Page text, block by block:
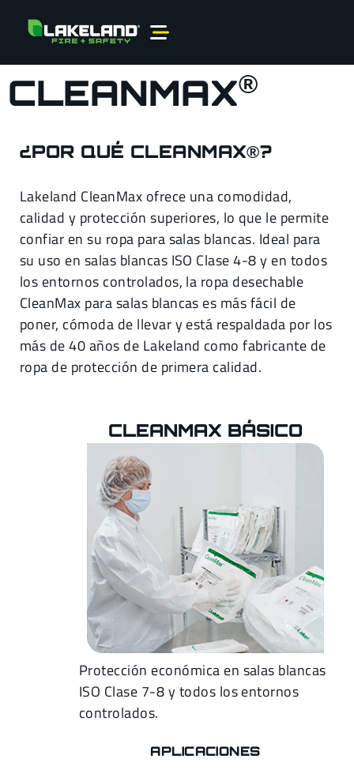
CLEANMAX®
¿POR QUÉ CLEANMAX®?
Lakeland CleanMax ofrece una comodidad,
calidad y protección superiores, lo que le permite
confiar en su ropa para salas blancas. Ideal para
su uso en salas blancas ISO Clase 4-8 y en todos
los entornos controlados, la ropa desechable
CleanMax para salas blancas es más fácil de
poner, cómoda de llevar y está respaldada por los
más de 40 años de Lakeland como fabricante de
ropa de protección de primera calidad.
CLEANMAX BÁSICO
Protección económica en salas blancas
ISO Clase 7-8 y todos los entornos
controlados.
APLICACIONES